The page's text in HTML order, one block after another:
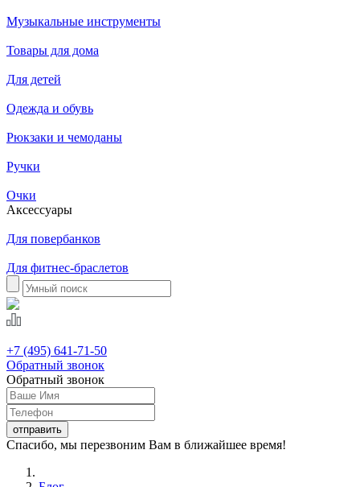
Музыкальные инструменты
Товары для дома
Для детей
Одежда и обувь
Рюкзаки и чемоданы
Ручки
Очки
Аксессуары
Для повербанков
Для фитнес-браслетов
+7 (495) 641-71-50
Обратный звонок
Обратный звонок
Спасибо, мы перезвоним Вам в ближайшее время!